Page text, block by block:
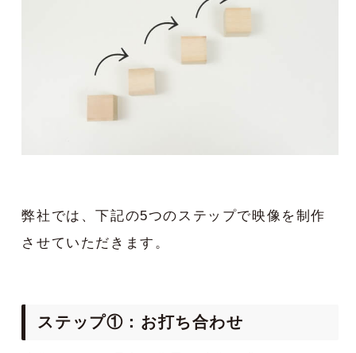
弊社では、下記の5つのステップで映像を制作
させていただきます。
ステップ①：お打ち合わせ